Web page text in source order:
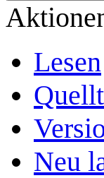
Lesen
Neu